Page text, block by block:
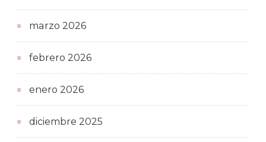
marzo 2026
febrero 2026
enero 2026
diciembre 2025